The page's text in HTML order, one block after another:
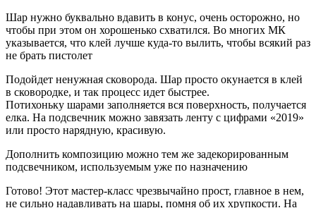
Шар нужно буквально вдавить в конус, очень осторожно, но
чтобы при этом он хорошенько схватился. Во многих МК
указывается, что клей лучше куда-то вылить, чтобы всякий раз
не брать пистолет
Подойдет ненужная сковорода. Шар просто окунается в клей
в сковородке, и так процесс идет быстрее.
Потихоньку шарами заполняется вся поверхность, получается
елка. На подсвечник можно завязать ленту с цифрами «2019»
или просто нарядную, красивую.
Дополнить композицию можно тем же задекорированным
подсвечником, используемым уже по назначению
Готово! Этот мастер-класс чрезвычайно прост, главное в нем,
не сильно надавливать на шары, помня об их хрупкости. На